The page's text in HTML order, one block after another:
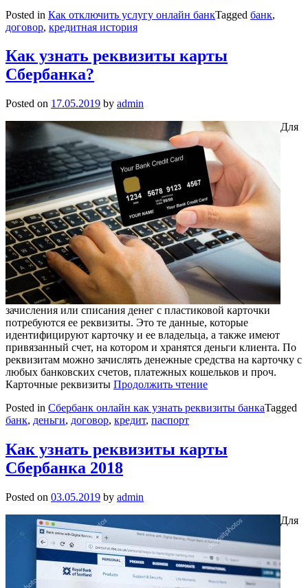
Posted in Как отключить услугу онлайн банкTagged банк,
договор, кредитная история
Как узнать реквизиты карты
Сбербанка?
Posted on 17.05.2019 by admin
Для
зачисления или списания денег с пластиковой карточки
потребуются ее реквизиты. Это те данные, которые
идентифицируют карточку и ее владельца, а также имеют
привязанный счет, на котором и хранятся деньги клиента. По
реквизитам можно зачислять денежные средства на карточку с
любых банковских счетов, платежных кошельков и проч.
Карточные реквизиты Продолжить чтение
Posted in Сбербанк онлайн как узнать реквизиты банкаTagged
банк, деньги, договор, кредит, паспорт
Как узнать реквизиты карты
Сбербанка 2018
Posted on 03.05.2019 by admin
Для